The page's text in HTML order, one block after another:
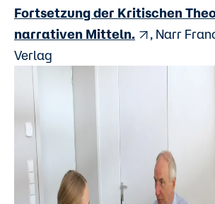
Fortsetzung der Kritischen
narrativen Mitteln.
, Narr
Verlag